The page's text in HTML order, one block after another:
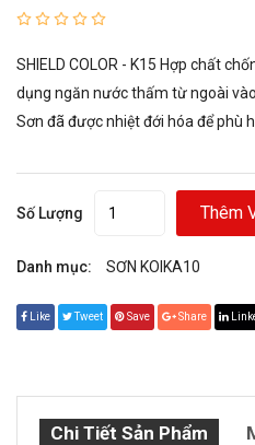
SHIELD COLOR - K15 Hợp chất
dụng ngăn nước thấm từ ngoài
Sơn đã được nhiệt đới hóa để phù
Số Lượng Thêm
Danh mục: SƠN KOIKA10
Like Tweet Save Share
Chi Tiết Sản Phẩm